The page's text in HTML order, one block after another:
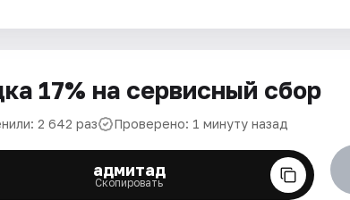
17% на сервисный сбор
2 642 раз Проверено: 1 минуту назад
адмитад
Скопировать